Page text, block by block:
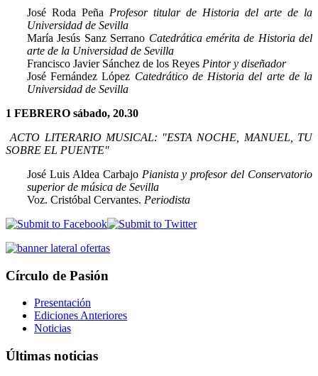
José Roda Peña Profesor titular de Historia del arte de la
Universidad de Sevilla
María Jesús Sanz Serrano Catedrática emérita de Historia del
arte de la Universidad de Sevilla
Francisco Javier Sánchez de los Reyes Pintor y diseñador
José Fernández López Catedrático de Historia del arte de la
Universidad de Sevilla
1 FEBRERO sábado, 20.30
ACTO LITERARIO MUSICAL: "ESTA NOCHE, MANUEL, TU
SOBRE EL PUENTE"
José Luis Aldea Carbajo Pianista y profesor del Conservatorio
superior de música de Sevilla
Voz. Cristóbal Cervantes. Periodista
Círculo de Pasión
Presentación
Ediciones Anteriores
Noticias
Últimas noticias